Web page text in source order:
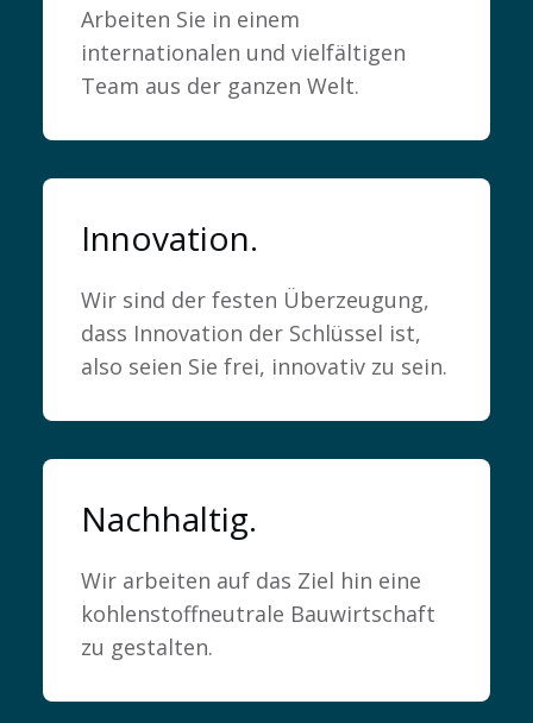
Arbeiten Sie in einem
internationalen und vielfältigen
Team aus der ganzen Welt.
Innovation.
Wir sind der festen Überzeugung,
dass Innovation der Schlüssel ist,
also seien Sie frei, innovativ zu sein.
Nachhaltig.
Wir arbeiten auf das Ziel hin eine
kohlenstoffneutrale Bauwirtschaft
zu gestalten.